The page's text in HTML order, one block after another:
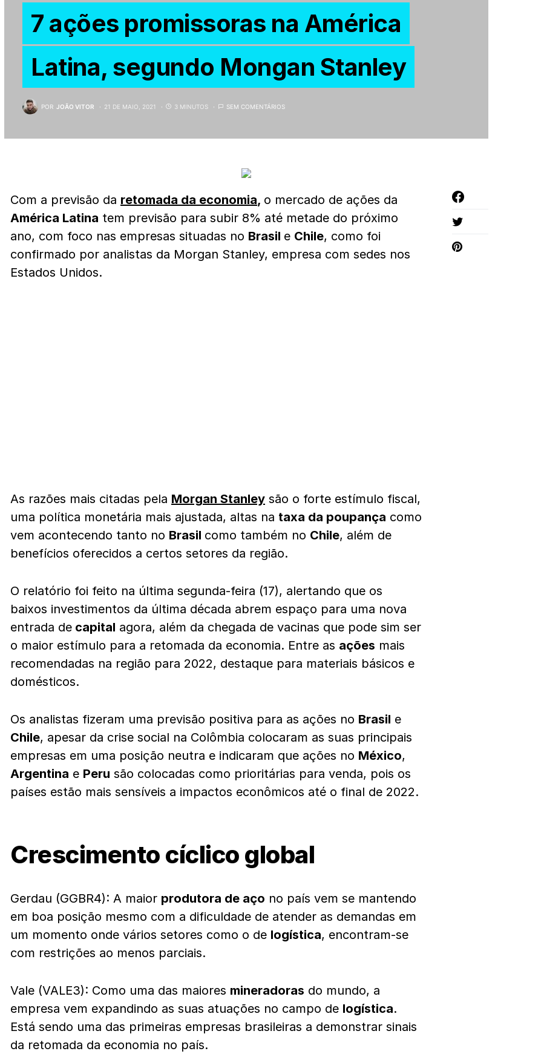
7 ações promissoras na América
Latina, segundo Mongan Stanley
POR JOÃO VITOR 21 DE MAIO, 2021 3 MINUTOS SEM COMENTÁRIOS
Com a previsão da retomada da economia, o mercado de ações da
América Latina tem previsão para subir 8% até metade do próximo
ano, com foco nas empresas situadas no Brasil e Chile, como foi
confirmado por analistas da Morgan Stanley, empresa com sedes nos
Estados Unidos.
As razões mais citadas pela Morgan Stanley são o forte estímulo fiscal,
uma política monetária mais ajustada, altas na taxa da poupança como
vem acontecendo tanto no Brasil como também no Chile, além de
benefícios oferecidos a certos setores da região.
O relatório foi feito na última segunda-feira (17), alertando que os
baixos investimentos da última década abrem espaço para uma nova
entrada de capital agora, além da chegada de vacinas que pode sim ser
o maior estímulo para a retomada da economia. Entre as ações mais
recomendadas na região para 2022, destaque para materiais básicos e
domésticos.
Os analistas fizeram uma previsão positiva para as ações no Brasil e
Chile, apesar da crise social na Colômbia colocaram as suas principais
empresas em uma posição neutra e indicaram que ações no México,
Argentina e Peru são colocadas como prioritárias para venda, pois os
países estão mais sensíveis a impactos econômicos até o final de 2022.
Crescimento cíclico global
Gerdau (GGBR4): A maior produtora de aço no país vem se mantendo
em boa posição mesmo com a dificuldade de atender as demandas em
um momento onde vários setores como o de logística, encontram-se
com restrições ao menos parciais.
Vale (VALE3): Como uma das maiores mineradoras do mundo, a
empresa vem expandindo as suas atuações no campo de logística.
Está sendo uma das primeiras empresas brasileiras a demonstrar sinais
da retomada da economia no país.